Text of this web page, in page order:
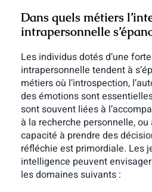
Dans quels métiers
intrapersonnelle
Les individus dotés d’une
intrapersonnelle tendent à
métiers où l’introspection,
des émotions sont
sont souvent liées à
à la recherche personnelle,
capacité à prendre des
réfléchie est primordiale. Les
intelligence peuvent
les domaines suivants :